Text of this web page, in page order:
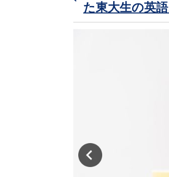
た東大生の英